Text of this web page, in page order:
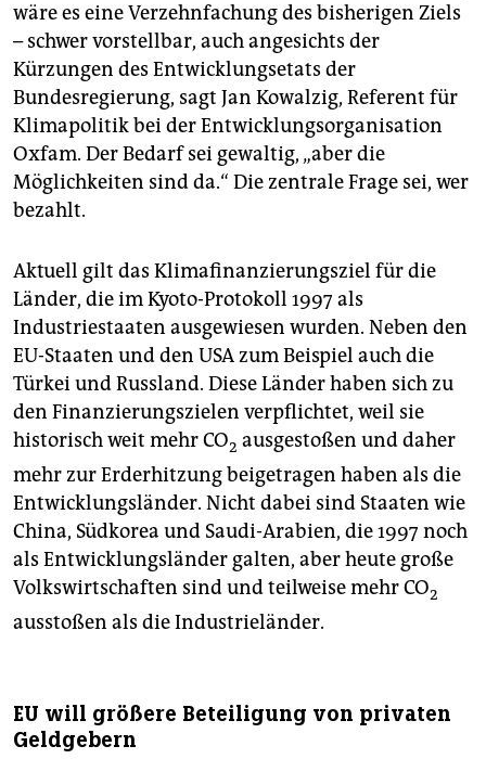
wäre es eine Verzehnfachung des bisherigen Ziels
– schwer vorstellbar, auch angesichts der
Kürzungen des Entwicklungsetats der
Bundesregierung, sagt Jan Kowalzig, Referent für
Klimapolitik bei der Entwicklungsorganisation
Oxfam. Der Bedarf sei gewaltig, „aber die
Möglichkeiten sind da.“ Die zentrale Frage sei, wer
bezahlt.
Aktuell gilt das Klimafinanzierungsziel für die
Länder, die im Kyoto-Protokoll 1997 als
Industriestaaten ausgewiesen wurden. Neben den
EU-Staaten und den USA zum Beispiel auch die
Türkei und Russland. Diese Länder haben sich zu
den Finanzierungszielen verpflichtet, weil sie
historisch weit mehr CO2 ausgestoßen und daher
mehr zur Erderhitzung beigetragen haben als die
Entwicklungsländer. Nicht dabei sind Staaten wie
China, Südkorea und Saudi-Arabien, die 1997 noch
als Entwicklungsländer galten, aber heute große
Volkswirtschaften sind und teilweise mehr CO2
ausstoßen als die Industrieländer.
EU will größere Beteiligung von privaten
Geldgebern